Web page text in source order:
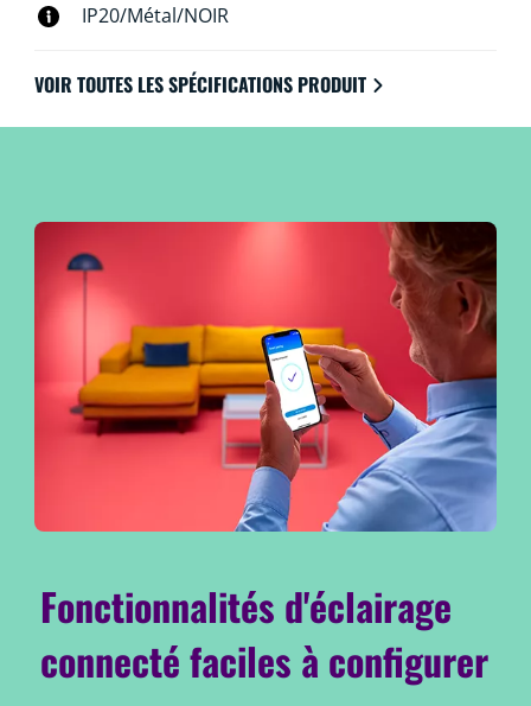
IP20/Métal/NOIR
VOIR TOUTES LES SPÉCIFICATIONS PRODUIT
Fonctionnalités d'éclairage
connecté faciles à configurer